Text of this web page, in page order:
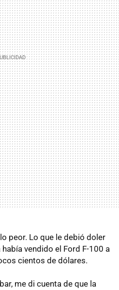
peor. Lo que le debió doler
vendido el Ford F-100 a
cientos de dólares.
me di cuenta de que la